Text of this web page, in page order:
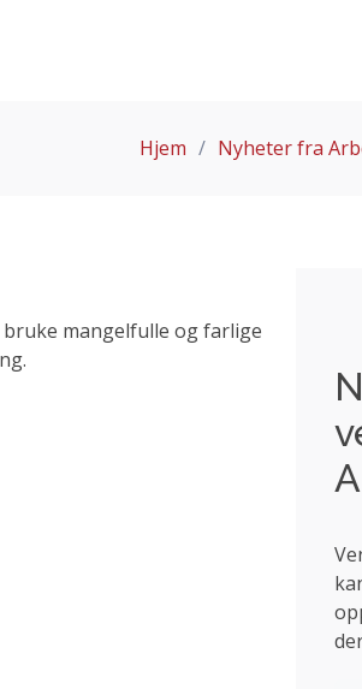
Hjem Nyheter fra
mangelfulle og farlige